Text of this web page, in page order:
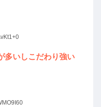
多いしこだわり強い